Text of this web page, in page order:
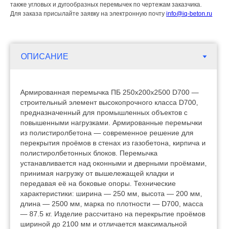
также угловых и дугообразных перемычек по чертежам заказчика.
Для заказа присылайте заявку на электронную почту info@iq-beton.ru
Армированная перемычка ПБ 250х200х2500 D700 —
строительный элемент высокопрочного класса D700,
предназначенный для промышленных объектов с
повышенными нагрузками. Армированные перемычки
из полистиролбетона — современное решение для
перекрытия проёмов в стенах из газобетона, кирпича и
полистиролбетонных блоков. Перемычка
устанавливается над оконными и дверными проёмами,
принимая нагрузку от вышележащей кладки и
передавая её на боковые опоры. Технические
характеристики: ширина — 250 мм, высота — 200 мм,
длина — 2500 мм, марка по плотности — D700, масса
— 87.5 кг. Изделие рассчитано на перекрытие проёмов
шириной до 2100 мм и отличается максимальной